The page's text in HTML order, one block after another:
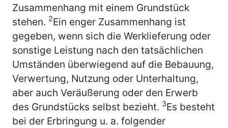
Zusammenhang mit einem Grundstück
stehen. 2Ein enger Zusammenhang ist
gegeben, wenn sich die Werklieferung oder
sonstige Leistung nach den tatsächlichen
Umständen überwiegend auf die Bebauung,
Verwertung, Nutzung oder Unterhaltung,
aber auch Veräußerung oder den Erwerb
des Grundstücks selbst bezieht. 3Es besteht
bei der Erbringung u. a. folgender